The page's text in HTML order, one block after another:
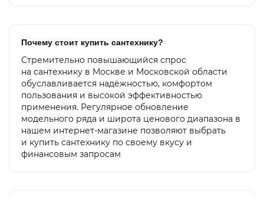
Почему стоит купить сантехнику?
Стремительно повышающийся спрос
на сантехнику в Москве и Московской области
обуславливается надёжностью, комфортом
пользования и высокой эффективностью
применения. Регулярное обновление
модельного ряда и широта ценового диапазона в
нашем интернет-магазине позволяют выбрать
и купить сантехнику по своему вкусу и
финансовым запросам